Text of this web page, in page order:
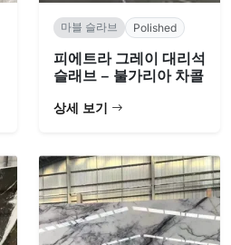
마블 슬라브 Polished
피에트라 그레이 대리석
슬래브 – 불가리아 차콜
상세 보기